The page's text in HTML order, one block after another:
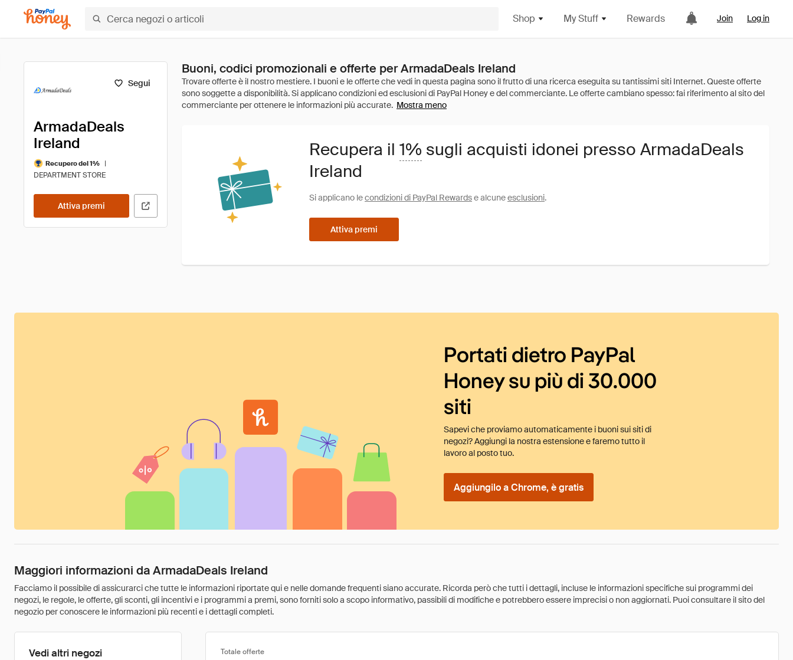
Shop My Stuff Rewards Join Log in
Segui
ArmadaDeals
Ireland
Recupero del 1%
|
DEPARTMENT STORE
Attiva premi
Buoni, codici promozionali e offerte per ArmadaDeals Ireland
Mostra meno
Recupera il 1% sugli acquisti idonei presso ArmadaDeals
Ireland
Si applicano lecondizioni di PayPal Rewardse alcuneesclusioni.
Attiva premi
Portati dietro PayPal
Honey su più di 30.000
siti
Sapevi che proviamo automaticamente i buoni sui siti di
negozi? Aggiungi la nostra estensione e faremo tutto il
lavoro al posto tuo.
Aggiungilo a Chrome, è gratis
Maggiori informazioni da ArmadaDeals Ireland
Facciamo il possibile di assicurarci che tutte le informazioni riportate qui e nelle domande frequenti siano accurate. Ricorda però che tutti i dettagli, incluse le informazioni specifiche sui programmi dei
negozi, le regole, le offerte, gli sconti, gli incentivi e i programmi a premi, sono forniti solo a scopo informativo, passibili di modifiche e potrebbero essere imprecisi o non aggiornati. Puoi consultare il sito del
negozio per conoscere le informazioni più recenti e i dettagli completi.
Vedi altri negozi Totale offerte